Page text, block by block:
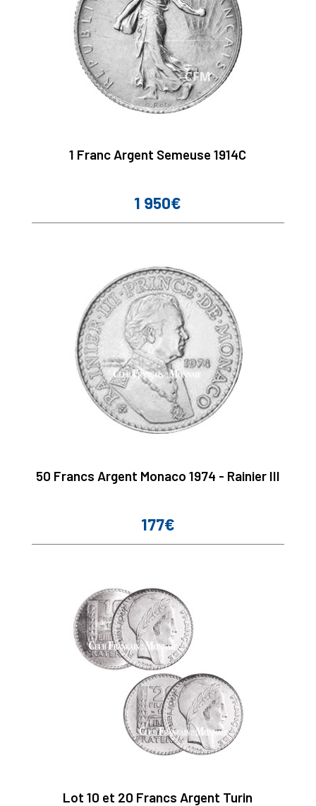
1 Franc Argent Semeuse 1914C
Prix
1 950€
50 Francs Argent Monaco 1974 - Rainier III
Prix
177€
Lot 10 et 20 Francs Argent Turin